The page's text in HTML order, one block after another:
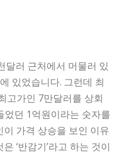
달러 근처에서 머물러 있
있었습니다. 그런데 최
고가인 7만달러를 상회
던 1억원이라는 숫자를
가격 상승을 보인 이유
‘반감기’라고 하는 것이